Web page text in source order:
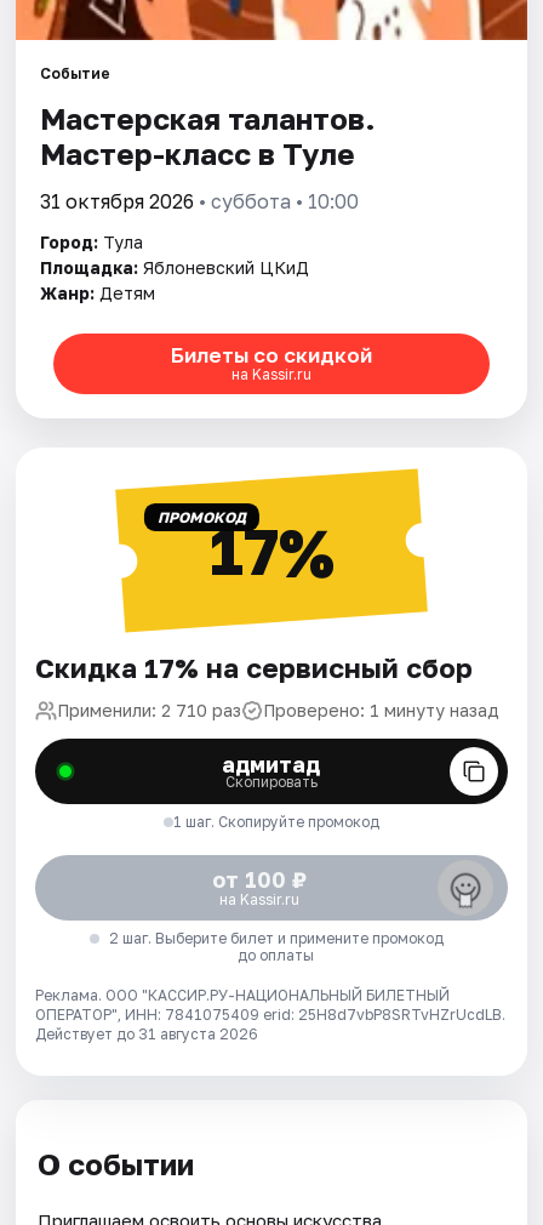
Событие
Мастерская талантов.
Мастер-класс в Туле
31 октября 2026 • суббота • 10:00
Город: Тула
Площадка: Яблоневский ЦКиД
Жанр: Детям
Билеты со скидкой
на Kassir.ru
ПРОМОКОД17%
Скидка 17% на сервисный сбор
Применили: 2 710 раз Проверено: 1 минуту назад
адмитад
Скопировать
1 шаг. Скопируйте промокод
от 100 ₽
на Kassir.ru
2 шаг. Выберите билет и примените промокод
до оплаты
Реклама. ООО "КАССИР.РУ-НАЦИОНАЛЬНЫЙ БИЛЕТНЫЙ
ОПЕРАТОР", ИНН: 7841075409 erid: 25H8d7vbP8SRTvHZrUcdLB.
Действует до 31 августа 2026
О событии
Приглашаем освоить основы искусства